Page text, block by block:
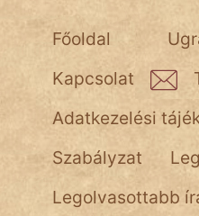
Főoldal
Kapcsolat
Adatkezelési
Szabályzat
Legolvasottabb